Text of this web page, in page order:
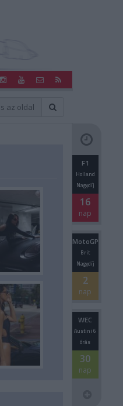
F1
Holland
Nagydíj
16
nap
MotoGP
Brit
Nagydíj
2
nap
WEC
Austini 6
órás
30
nap